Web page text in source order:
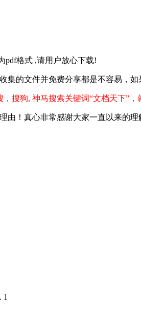
pdf格式 ,请用户放心下载!
的文件并免费分享都是不容易，
搜狗, 神马搜索关键词“文档天下”
由！真心非常感谢大家一直以来的理
1